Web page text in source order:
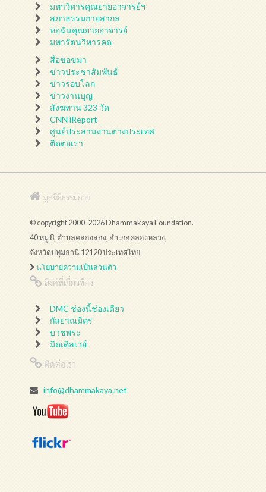
มหาวิหารคุณยายอาจารย์ฯ
สภาธรรมกายสากล
หอฉันคุณยายอาจารย์
มหารัตนวิหารคด
สื่อขอขมา
ข่าวประชาสัมพันธ์
ข่าวรอบโลก
ข่าวงานบุญ
สังฆทาน 323 วัด
CNN iReport
ศูนย์ประสานงานต่างประเทศ
ติดต่อเรา
มูลนิธิธรรมกาย
© copyright 2000-2026 Dhammakaya Foundation.
40 หมู่ 8, ตำบลคลองสอง, อำเภอคลองหลวง,
จังหวัดปทุมธานี 12120 ประเทศไทย
นโยบายความเป็นส่วนตัว
ลิงค์ที่เกี่ยวข้อง
DMC ช่องนี้ช่องเดียว
กัลยาณมิตร
บวชพระ
มิดเดิลเวย์
ติดต่อเรา
info@dhammakaya.net